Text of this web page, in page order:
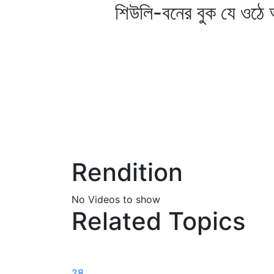
শিউলি-বনের বুক যে ওঠে
Rendition
No Videos to show
Related Topics